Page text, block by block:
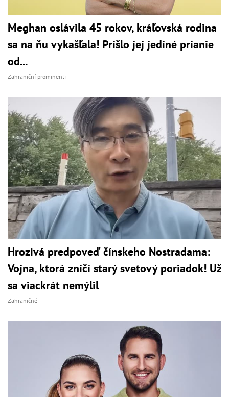
Meghan oslávila 45 rokov, kráľovská rodina
sa na ňu vykašľala! Prišlo jej jediné prianie
od...
Zahraniční prominenti
Hrozivá predpoveď čínskeho Nostradama:
Vojna, ktorá zničí starý svetový poriadok! Už
sa viackrát nemýlil
Zahraničné